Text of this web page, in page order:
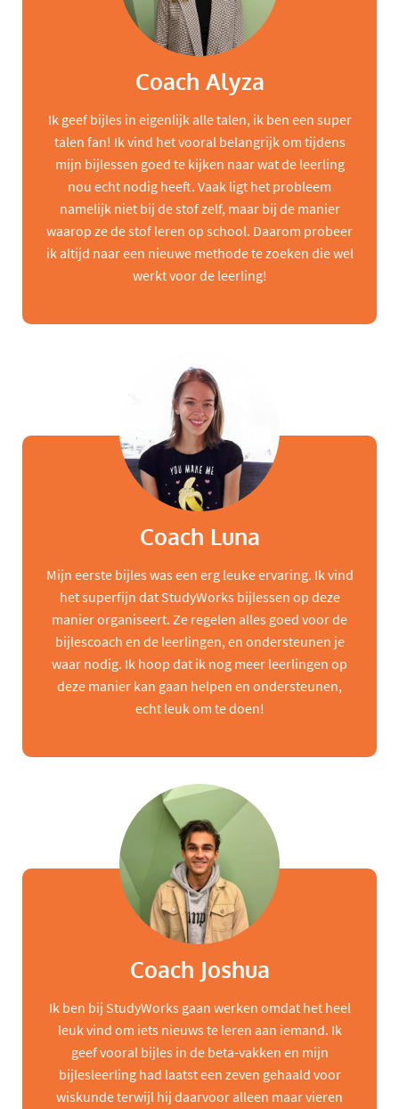
Coach Alyza
Ik geef bijles in eigenlijk alle talen, ik ben een super
talen fan! Ik vind het vooral belangrijk om tijdens
mijn bijlessen goed te kijken naar wat de leerling
nou echt nodig heeft. Vaak ligt het probleem
namelijk niet bij de stof zelf, maar bij de manier
waarop ze de stof leren op school. Daarom probeer
ik altijd naar een nieuwe methode te zoeken die wel
werkt voor de leerling!
Coach Luna
Mijn eerste bijles was een erg leuke ervaring. Ik vind
het superfijn dat StudyWorks bijlessen op deze
manier organiseert. Ze regelen alles goed voor de
bijlescoach en de leerlingen, en ondersteunen je
waar nodig. Ik hoop dat ik nog meer leerlingen op
deze manier kan gaan helpen en ondersteunen,
echt leuk om te doen!
Coach Joshua
Ik ben bij StudyWorks gaan werken omdat het heel
leuk vind om iets nieuws te leren aan iemand. Ik
geef vooral bijles in de beta-vakken en mijn
bijlesleerling had laatst een zeven gehaald voor
wiskunde terwijl hij daarvoor alleen maar vieren